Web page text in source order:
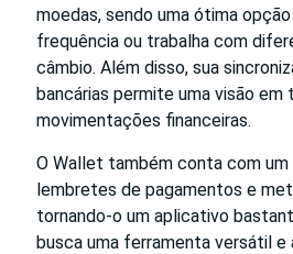
moedas, sendo uma ótima
frequência ou trabalha com
câmbio. Além disso, sua
bancárias permite uma visão em
movimentações financeiras.
O Wallet também conta com um
lembretes de pagamentos e
tornando-o um aplicativo
busca uma ferramenta versátil e